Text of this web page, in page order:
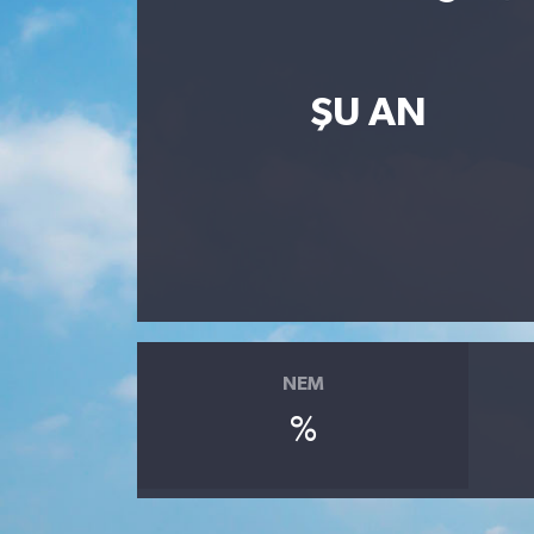
ŞU AN
NEM
%
Sağlık
Siyaset